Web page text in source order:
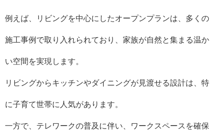
例えば、リビングを中心にしたオープンプランは、多くの
施工事例で取り入れられており、家族が自然と集まる温か
い空間を実現します。
リビングからキッチンやダイニングが見渡せる設計は、特
に子育て世帯に人気があります。
一方で、テレワークの普及に伴い、ワークスペースを確保